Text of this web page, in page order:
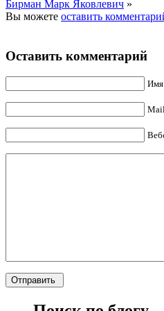
Бирман Марк Яковлевич »
Вы можете оставить
Оставить комментарий
Имя